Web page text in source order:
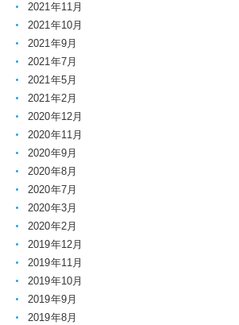
2021年11月
2021年10月
2021年9月
2021年7月
2021年5月
2021年2月
2020年12月
2020年11月
2020年9月
2020年8月
2020年7月
2020年3月
2020年2月
2019年12月
2019年11月
2019年10月
2019年9月
2019年8月